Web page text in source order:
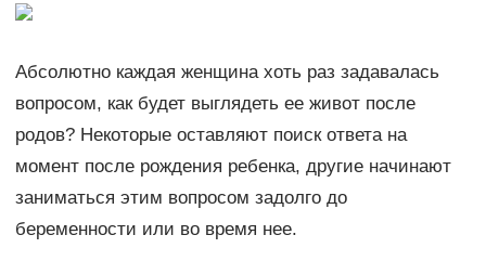
Абсолютно каждая женщина хоть раз задавалась
вопросом, как будет выглядеть ее живот после
родов? Некоторые оставляют поиск ответа на
момент после рождения ребенка, другие начинают
заниматься этим вопросом задолго до
беременности или во время нее.